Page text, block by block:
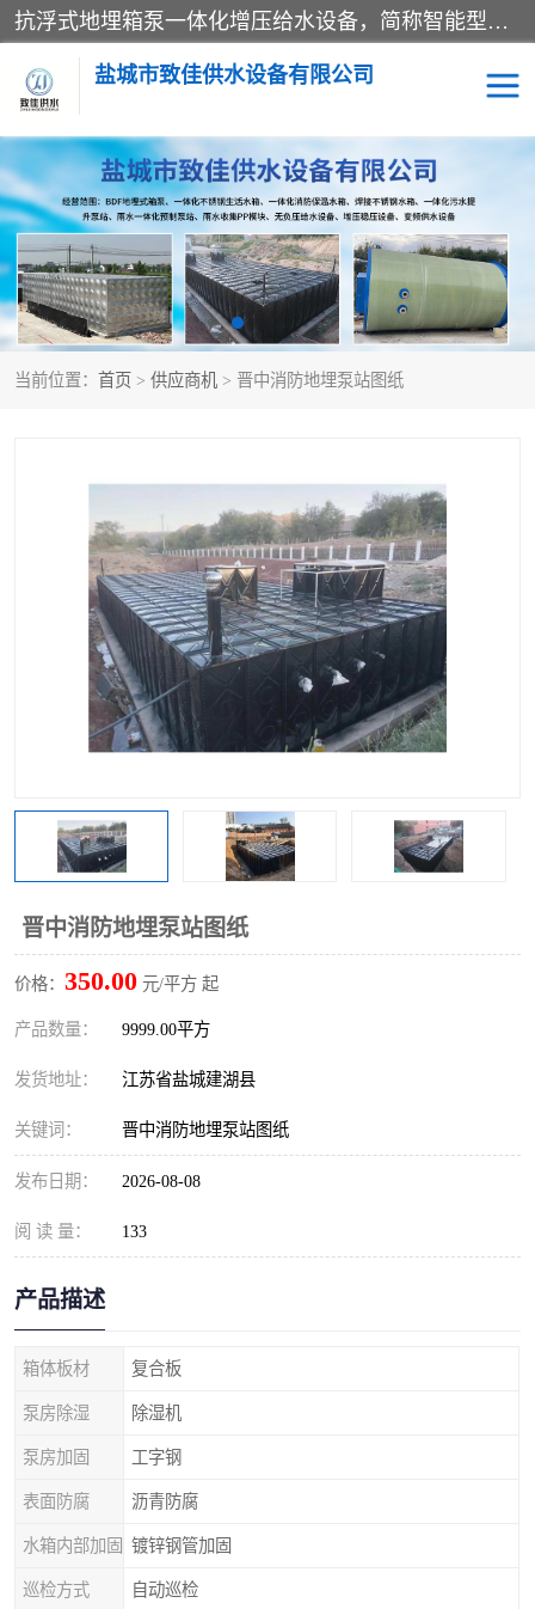
抗浮式地埋箱泵一体化增压给水设备，简称智能型泵站。它由由水泵机组、消防水箱、泵房三大部分组成，其抗浮效果好，因为设计时通过将底板与箱体联在一起，箱体重量抵消了地下水浮力。系统维护好，内部拉筋、泵站、管道，喷淋等各部运行正堂，无一损坏；结构更牢固。
盐城市致佳供水设备有限公司
当前位置： 首页 > 供应商机 > 晋中消防地埋泵站图纸
晋中消防地埋泵站图纸
价格： 350.00 元/平方 起
产品数量： 9999.00平方
发货地址： 江苏省盐城建湖县
关键词： 晋中消防地埋泵站图纸
发布日期： 2026-08-08
阅 读 量： 133
产品描述
箱体板材 复合板
泵房除湿 除湿机
泵房加固 工字钢
表面防腐 沥青防腐
水箱内部加固 镀锌钢管加固
巡检方式 自动巡检
消防一体化水箱 地埋箱泵一体化
一体化污水泵站